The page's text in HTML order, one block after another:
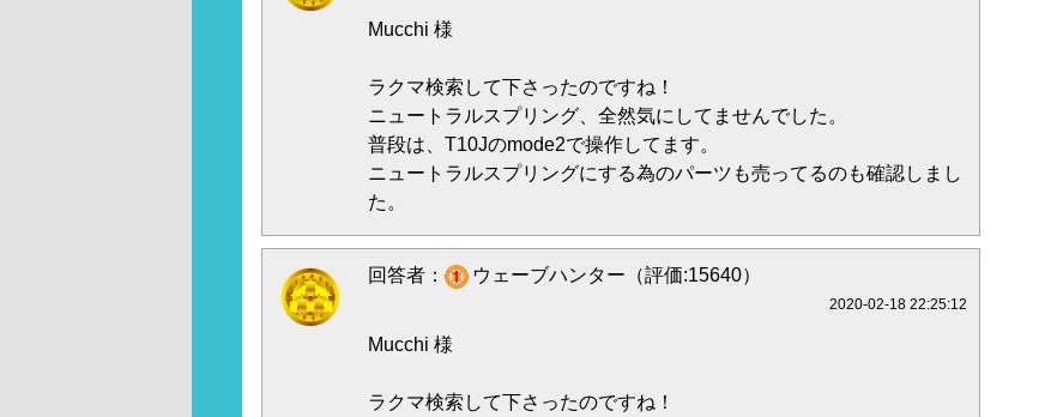
Mucchi 様
ラクマ検索して下さったのですね！
ニュートラルスプリング、全然気にしてませんでした。
普段は、T10Jのmode2で操作してます。
ニュートラルスプリングにする為のパーツも売ってるのも確認しまし
た。
回答者： ウェーブハンター（評価:15640）
2020-02-18 22:25:12
Mucchi 様
ラクマ検索して下さったのですね！